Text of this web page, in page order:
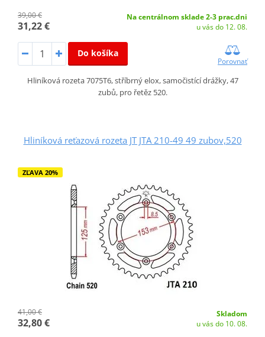
39,00 €
31,22 €
Na centrálnom sklade 2-3 prac.dni
u vás do 12. 08.
Do košíka
Porovnať
Hliníková rozeta 7075T6, stříbrný elox, samočistící drážky, 47
zubů, pro řetěz 520.
Hliníková reťazová rozeta JT JTA 210-49 49 zubov,520
ZĽAVA 20%
41,00 €
32,80 €
Skladom
u vás do 10. 08.